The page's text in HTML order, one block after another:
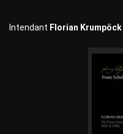
Intendant Florian Krumpöck